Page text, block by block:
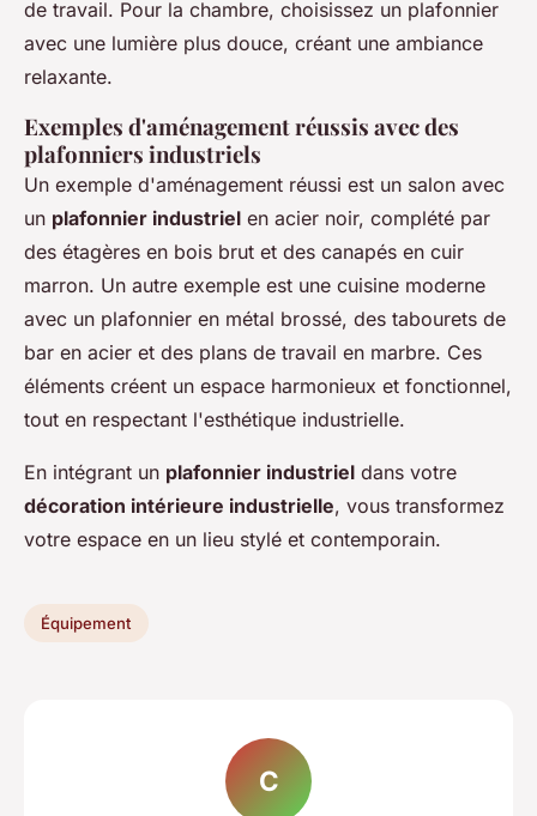
de travail. Pour la chambre, choisissez un plafonnier
avec une lumière plus douce, créant une ambiance
relaxante.
Exemples d'aménagement réussis avec des
plafonniers industriels
Un exemple d'aménagement réussi est un salon avec
un plafonnier industriel en acier noir, complété par
des étagères en bois brut et des canapés en cuir
marron. Un autre exemple est une cuisine moderne
avec un plafonnier en métal brossé, des tabourets de
bar en acier et des plans de travail en marbre. Ces
éléments créent un espace harmonieux et fonctionnel,
tout en respectant l'esthétique industrielle.
En intégrant un plafonnier industriel dans votre
décoration intérieure industrielle, vous transformez
votre espace en un lieu stylé et contemporain.
Équipement
C